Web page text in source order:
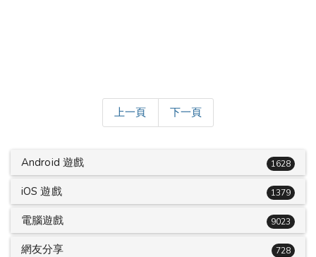
上一頁 下一頁
Android 遊戲 1628
iOS 遊戲 1379
電腦遊戲 9023
網友分享 728